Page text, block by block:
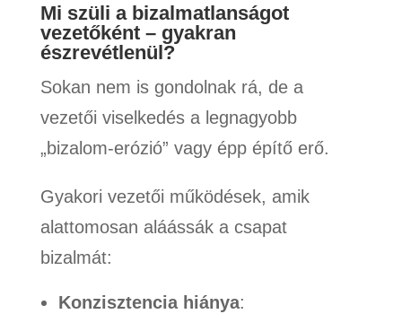
Mi szüli a bizalmatlanságot
vezetőként – gyakran
észrevétlenül?
Sokan nem is gondolnak rá, de a
vezetői viselkedés a legnagyobb
„bizalom-erózió” vagy épp építő erő.
Gyakori vezetői működések, amik
alattomosan aláássák a csapat
bizalmát:
Konzisztencia hiánya: